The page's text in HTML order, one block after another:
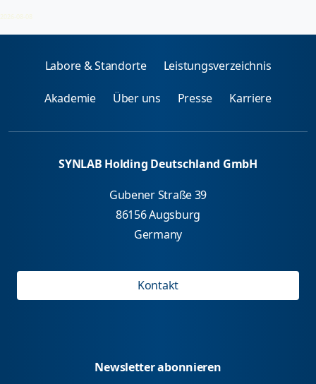
2026-08-08
Labore & Standorte Leistungsverzeichnis
Akademie Über uns Presse Karriere
SYNLAB Holding Deutschland GmbH
Gubener Straße 39
86156 Augsburg
Germany
Kontakt
Newsletter abonnieren